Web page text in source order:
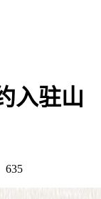
入驻山
635